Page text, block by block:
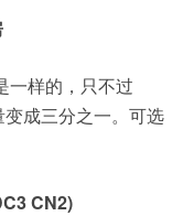
一样的，只不过
成三分之一。可选
CN2)